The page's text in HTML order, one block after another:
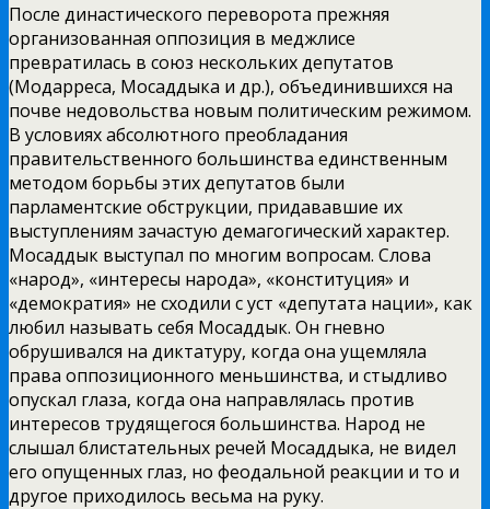
После династического переворота прежняя
организованная оппозиция в меджлисе
превратилась в союз нескольких депутатов
(Модарреса, Мосаддыка и др.), объединившихся на
почве недовольства новым политическим режимом.
В условиях абсолютного преобладания
правительственного большинства единственным
методом борьбы этих депутатов были
парламентские обструкции, придававшие их
выступлениям зачастую демагогический характер.
Мосаддык выступал по многим вопросам. Слова
«народ», «интересы народа», «конституция» и
«демократия» не сходили с уст «депутата нации», как
любил называть себя Мосаддык. Он гневно
обрушивался на диктатуру, когда она ущемляла
права оппозиционного меньшинства, и стыдливо
опускал глаза, когда она направлялась против
интересов трудящегося большинства. Народ не
слышал блистательных речей Мосаддыка, не видел
его опущенных глаз, но феодальной реакции и то и
другое приходилось весьма на руку.